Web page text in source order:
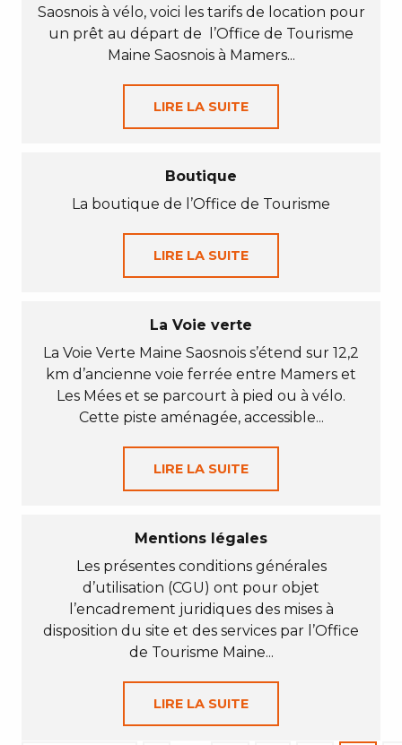
Saosnois à vélo, voici les tarifs de location pour
un prêt au départ de l’Office de Tourisme
Maine Saosnois à Mamers...
LIRE LA SUITE
Boutique
La boutique de l’Office de Tourisme
LIRE LA SUITE
La Voie verte
La Voie Verte Maine Saosnois s’étend sur 12,2
km d’ancienne voie ferrée entre Mamers et
Les Mées et se parcourt à pied ou à vélo.
Cette piste aménagée, accessible...
LIRE LA SUITE
Mentions légales
Les présentes conditions générales
d’utilisation (CGU) ont pour objet
l’encadrement juridiques des mises à
disposition du site et des services par l’Office
de Tourisme Maine...
LIRE LA SUITE